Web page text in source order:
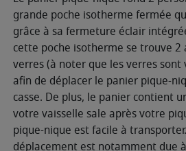
grande poche isotherme fermée
grâce à sa fermeture éclair
cette poche isotherme se trouve 2
verres (à noter que les verres sont
afin de déplacer le panier pique-
casse. De plus, le panier contient
votre vaisselle sale après votre
pique-nique est facile à
déplacement est notamment due